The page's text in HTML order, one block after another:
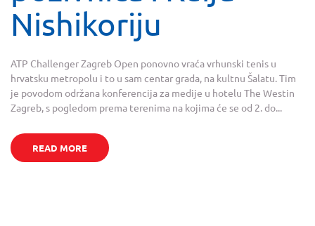
Nishikoriju
ATP Challenger Zagreb Open ponovno vraća vrhunski tenis u
hrvatsku metropolu i to u sam centar grada, na kultnu Šalatu. Tim
je povodom održana konferencija za medije u hotelu The Westin
Zagreb, s pogledom prema terenima na kojima će se od 2. do...
READ MORE